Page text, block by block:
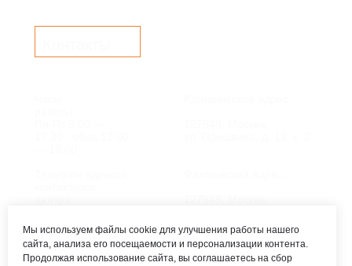
Почта:
Электронный каталог:
Мы используем файлы cookie для улучшения работы нашего
сайта, анализа его посещаемости и персонализации контента.
Продолжая использование сайта, вы соглашаетесь на сбор